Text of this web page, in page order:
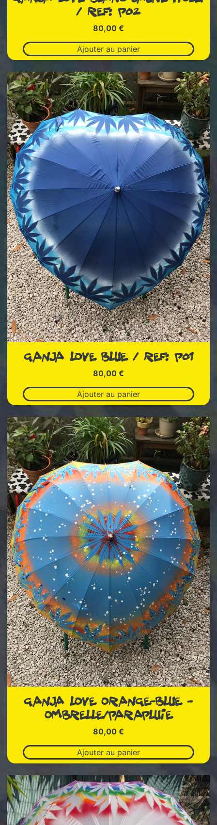
/ REF: P02
80,00 €
Ajouter au panier
GANJA LOVE BLUE / REF: P01
80,00 €
Ajouter au panier
GANJA LOVE ORANGE-BLUE –
OMBRELLE/PARAPLUIE
80,00 €
Ajouter au panier